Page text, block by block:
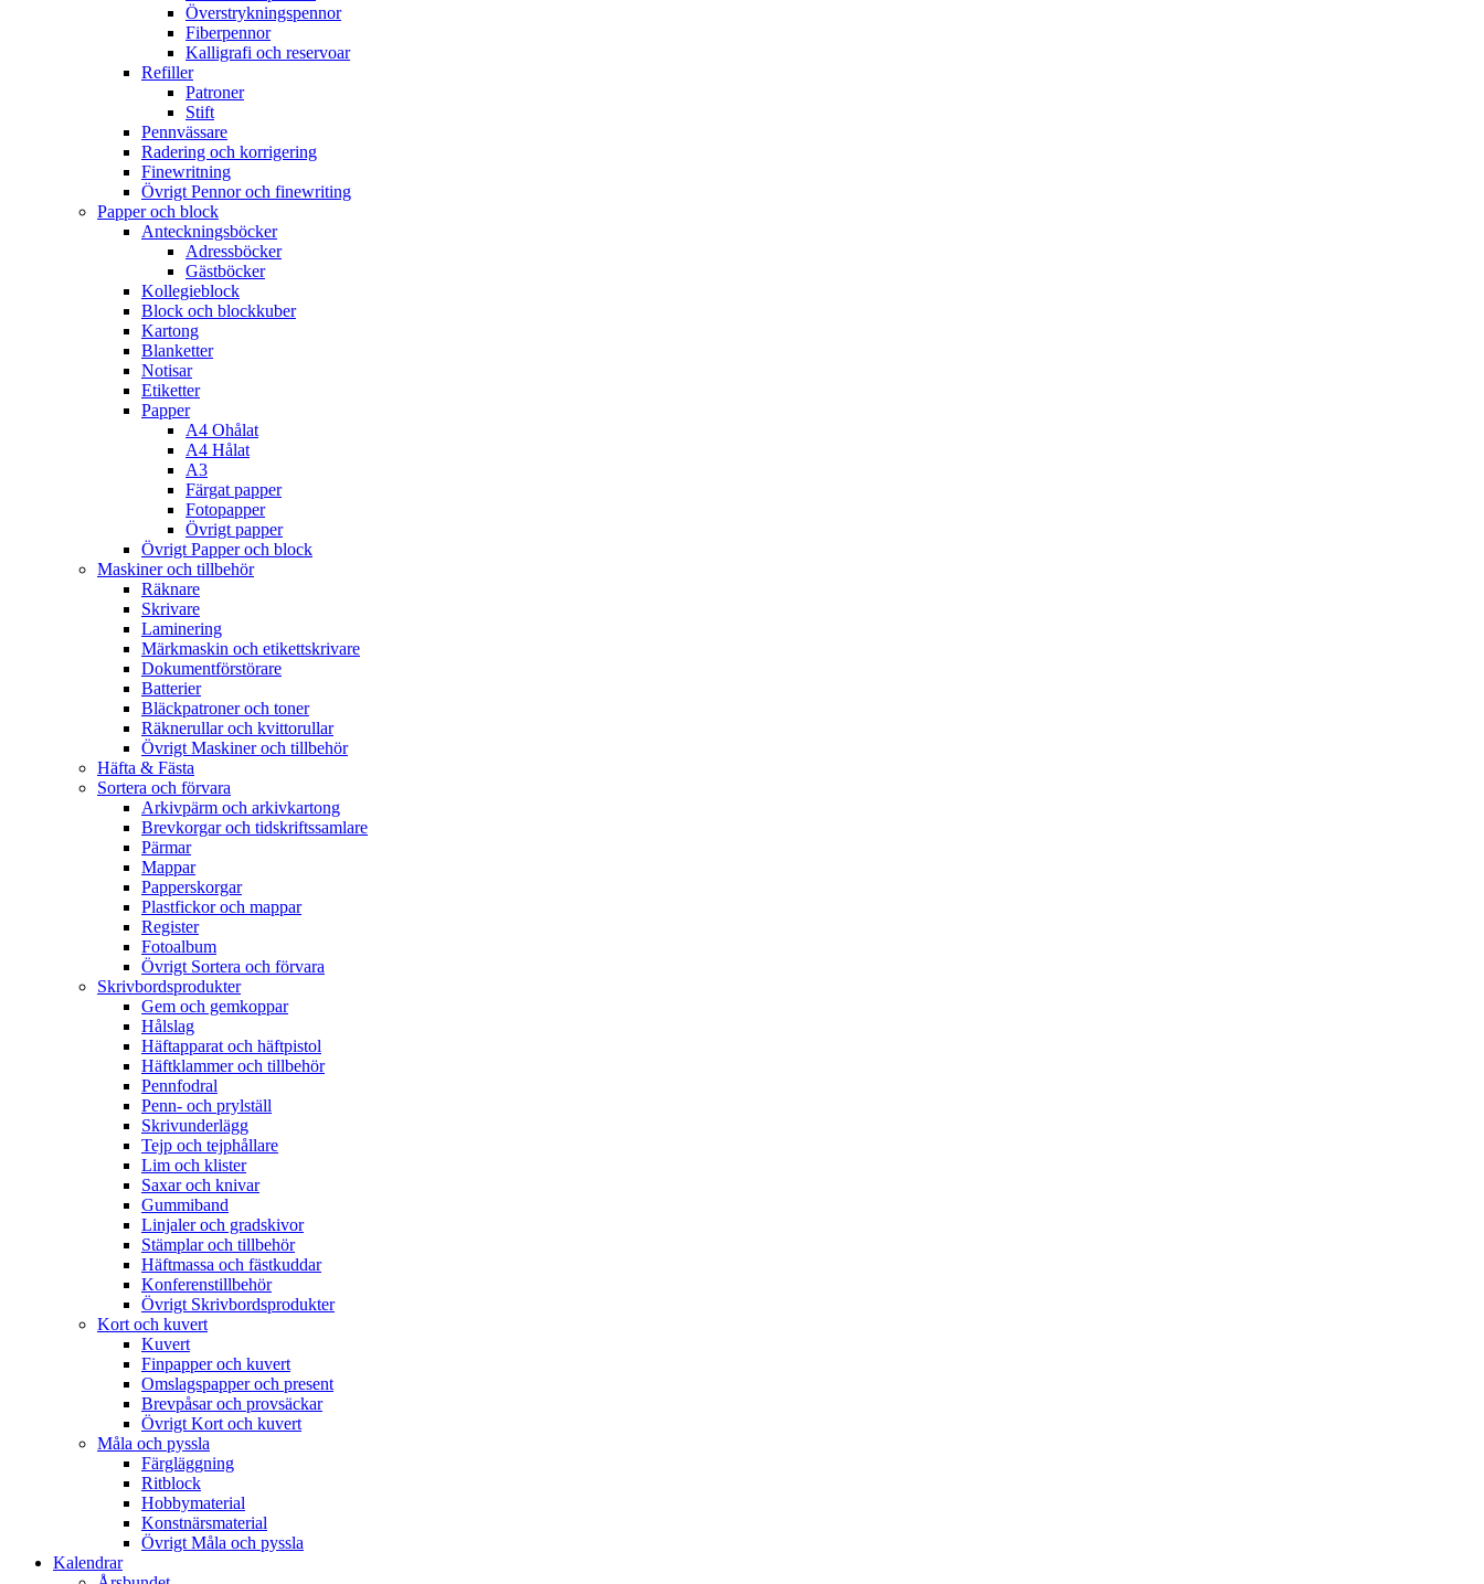
Överstrykningspennor
Fiberpennor
Kalligrafi och reservoar
Refiller
Patroner
Stift
Pennvässare
Radering och korrigering
Finewritning
Övrigt Pennor och finewriting
Papper och block
Anteckningsböcker
Adressböcker
Gästböcker
Kollegieblock
Block och blockkuber
Kartong
Blanketter
Notisar
Etiketter
Papper
A4 Ohålat
A4 Hålat
A3
Färgat papper
Fotopapper
Övrigt papper
Övrigt Papper och block
Maskiner och tillbehör
Räknare
Skrivare
Laminering
Märkmaskin och etikettskrivare
Dokumentförstörare
Batterier
Bläckpatroner och toner
Räknerullar och kvittorullar
Övrigt Maskiner och tillbehör
Häfta & Fästa
Sortera och förvara
Arkivpärm och arkivkartong
Brevkorgar och tidskriftssamlare
Pärmar
Mappar
Papperskorgar
Plastfickor och mappar
Register
Fotoalbum
Övrigt Sortera och förvara
Skrivbordsprodukter
Gem och gemkoppar
Hålslag
Häftapparat och häftpistol
Häftklammer och tillbehör
Pennfodral
Penn- och prylställ
Skrivunderlägg
Tejp och tejphållare
Lim och klister
Saxar och knivar
Gummiband
Linjaler och gradskivor
Stämplar och tillbehör
Häftmassa och fästkuddar
Konferenstillbehör
Övrigt Skrivbordsprodukter
Kort och kuvert
Kuvert
Finpapper och kuvert
Omslagspapper och present
Brevpåsar och provsäckar
Övrigt Kort och kuvert
Måla och pyssla
Färgläggning
Ritblock
Hobbymaterial
Konstnärsmaterial
Övrigt Måla och pyssla
Kalendrar